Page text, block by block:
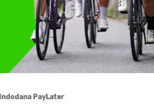
PayLater